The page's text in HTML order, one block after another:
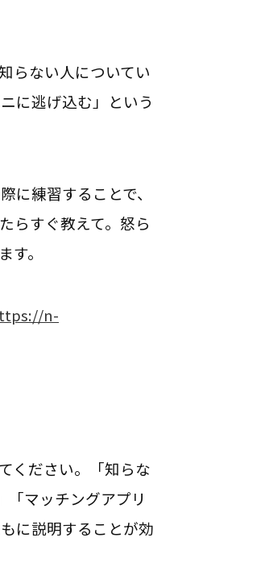
らない人についてい
に逃げ込む」という
に練習することで、
らすぐ教えて。怒ら
。
n-
ください。「知らな
マッチングアプリ
に説明することが効